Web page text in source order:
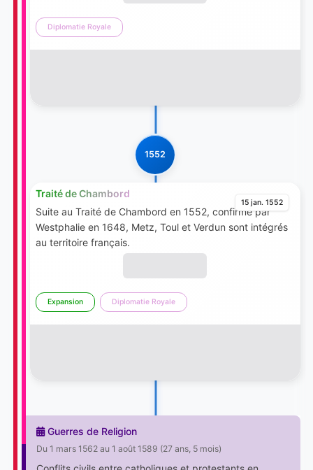
Diplomatie Royale
1552
15 jan. 1552
Traité de Chambord
Suite au Traité de Chambord en 1552, confirmé par
Westphalie en 1648, Metz, Toul et Verdun sont intégrés
au territoire français.
Expansion Diplomatie Royale
Guerres de Religion
Du 1 mars 1562 au 1 août 1589 (27 ans, 5 mois)